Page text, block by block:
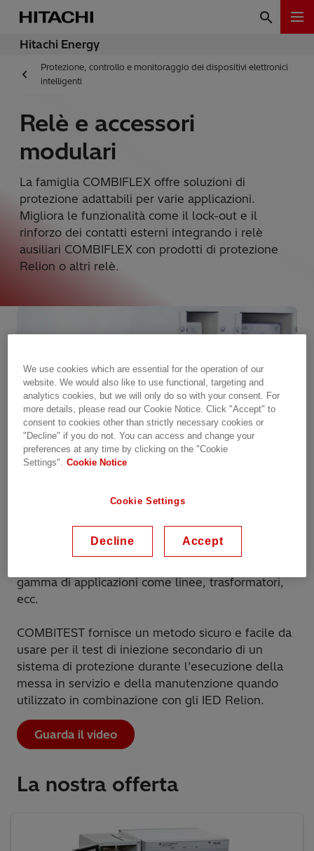
Hitachi Energy
Protezione, controllo e monitoraggio dei dispositivi elettronici
intelligenti
Relè e accessori
modulari
La famiglia COMBIFLEX offre soluzioni di
protezione adattabili per varie applicazioni.
Migliora le funzionalità come il lock-out e il
rinforzo dei contatti esterni integrando i relè
ausiliari COMBIFLEX con prodotti di protezione
Relion o altri relè.
sistemi di alimentazione
costruzione modulare offrono soluzioni di
gamma di applicazioni come linee, trasformatori,
ecc.
COMBITEST fornisce un metodo sicuro e facile da
usare per il test di iniezione secondario di un
sistema di protezione durante l’esecuzione della
messa in servizio e della manutenzione quando
utilizzato in combinazione con gli IED Relion.
Guarda il video
La nostra offerta
We use cookies which are essential for the operation of our
website. We would also like to use functional, targeting and
analytics cookies, but we will only do so with your consent. For
more details, please read our Cookie Notice. Click "Accept" to
consent to cookies other than strictly necessary cookies or
"Decline" if you do not. You can access and change your
preferences at any time by clicking on the "Cookie
Settings". Cookie Notice
Cookie Settings
Decline Accept